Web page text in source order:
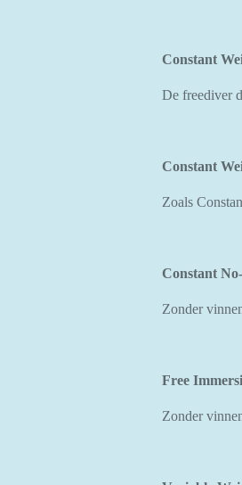
Constant
De freediver
Constant
Zoals
Constant
Zonder
Free
Zonder